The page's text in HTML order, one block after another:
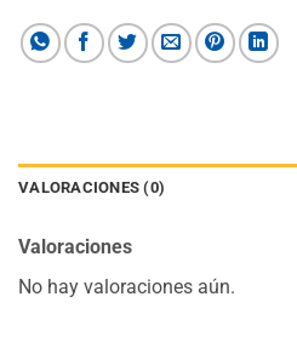
VALORACIONES (0)
Valoraciones
No hay valoraciones aún.